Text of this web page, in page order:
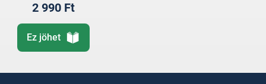
2 990 Ft
Ez jöhet